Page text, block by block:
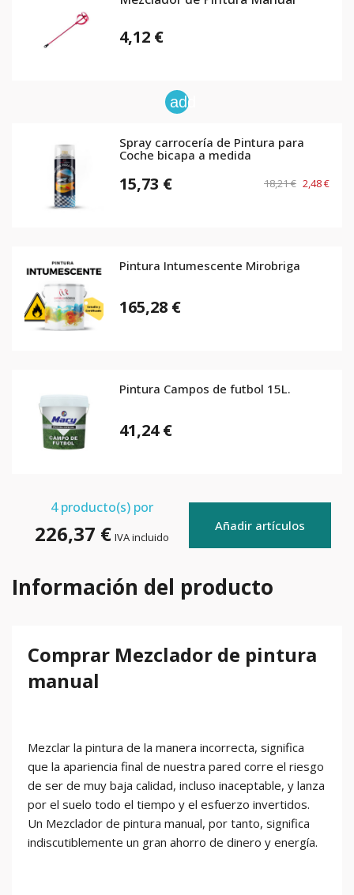
4,12 €
add
Spray carrocería de Pintura para
Coche bicapa a medida
15,73 € 18,21 € 2,48 €
Pintura Intumescente Mirobriga
165,28 €
Pintura Campos de futbol 15L.
41,24 €
4producto(s) por
226,37 € IVA incluido
Añadir artículos
Información del producto
Comprar Mezclador de pintura
manual
Mezclar la pintura de la manera incorrecta, significa
que la apariencia final de nuestra pared corre el riesgo
de ser de muy baja calidad, incluso inaceptable, y lanza
por el suelo todo el tiempo y el esfuerzo invertidos.
Un Mezclador de pintura manual, por tanto, significa
indiscutiblemente un gran ahorro de dinero y energía.